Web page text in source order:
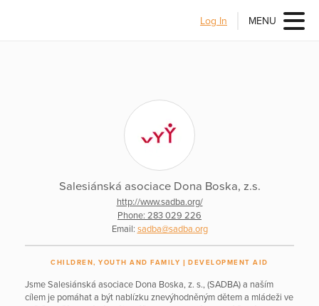
Log In MENU
Salesiánská asociace Dona Boska, z.s.
http://www.sadba.org/
Phone: 283 029 226
Email: sadba@sadba.org
CHILDREN, YOUTH AND FAMILY DEVELOPMENT AID
Jsme Salesiánská asociace Dona Boska, z. s., (SADBA) a naším
cílem je pomáhat a být nablízku znevýhodněným dětem a mládeži ve